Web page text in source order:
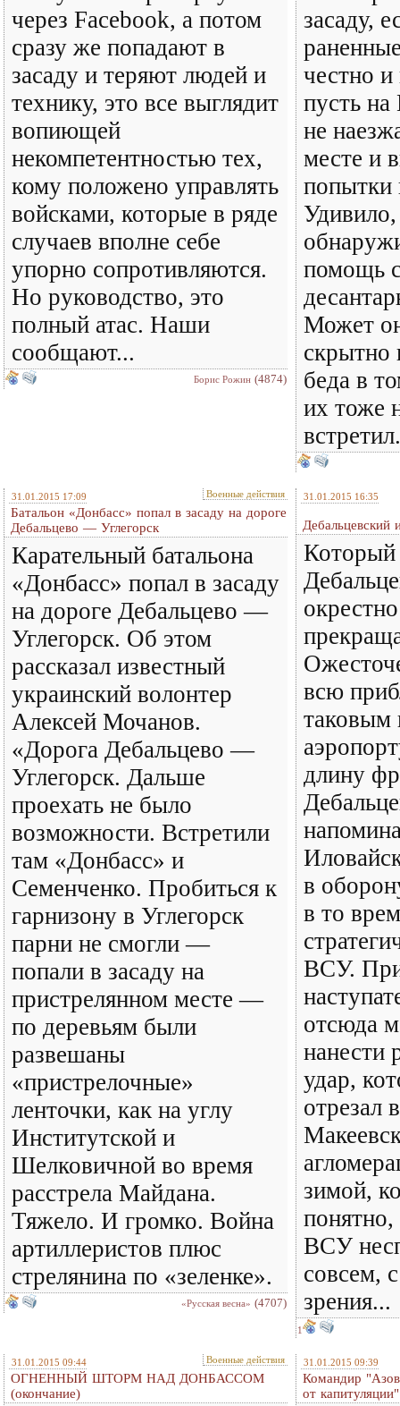
через Facebook, а потом
сразу же попадают в
засаду и теряют людей и
технику, это все выглядит
вопиющей
некомпетентностью тех,
кому положено управлять
войсками, которые в ряде
случаев вполне себе
упорно сопротивляются.
Но руководство, это
полный атас. Наши
сообщают...
Борис Рожин (4874)
засаду,
честно и
пусть
не
месте и
попытки
помощь
Может
скрытно
беда в
их тоже
31.01.2015 17:09 Военные действия
Батальон «Донбасс» попал в засаду на дороге
Дебальцево — Углегорск
Карательный батальона
«Донбасс» попал в засаду
на дороге Дебальцево —
Углегорск. Об этом
рассказал известный
украинский волонтер
Алексей Мочанов.
«Дорога Дебальцево —
Углегорск. Дальше
проехать не было
возможности. Встретили
там «Донбасс» и
Семенченко. Пробиться к
гарнизону в Углегорск
парни не смогли —
попали в засаду на
пристрелянном месте —
по деревьям были
развешаны
«пристрелочные»
ленточки, как на углу
Институтской и
Шелковичной во время
расстрела Майдана.
Тяжело. И громко. Война
артиллеристов плюс
стрелянина по «зеленке».
«Русская весна» (4707)
31.01.2015 16:35
Дебальцевский
Который
всю
таковым
длину
в
в то
ВСУ.
отсюда
нанести
удар,
отрезал
зимой,
понятно,
ВСУ
совсем,
зрения...
1
31.01.2015 09:44 Военные действия
ОГНЕННЫЙ ШТОРМ НАД ДОНБАССОМ
(окончание)
31.01.2015 09:39
Командир
от капитуляции"